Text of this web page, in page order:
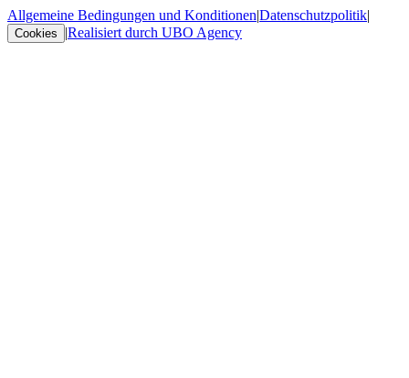
Allgemeine Bedingungen und Konditionen|Datenschutzpolitik|
Cookies |Realisiert durch UBO Agency